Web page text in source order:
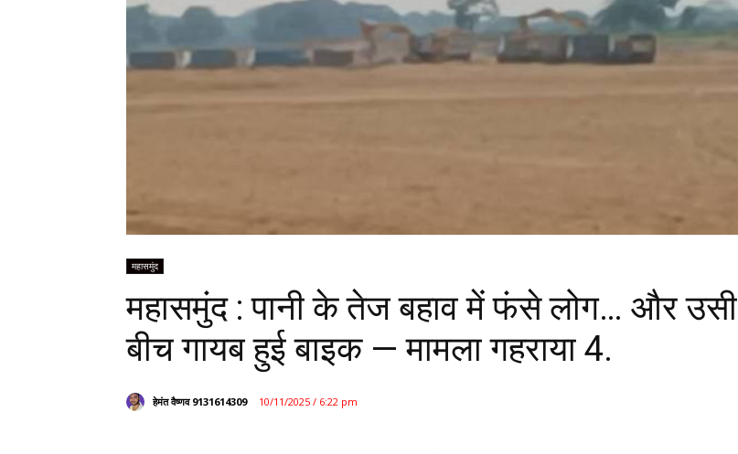
महासमुंद
महासमुंद : पानी के तेज बहाव में फंसे लोग… और उसी
बीच गायब हुई बाइक — मामला गहराया 4.
हेमंत वैष्णव 9131614309 10/11/2025 / 6:22 pm